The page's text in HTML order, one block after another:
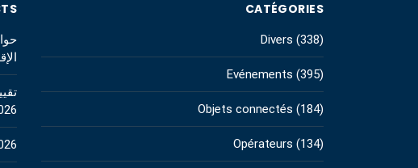
CATÉGORIES
Divers (338)
Evénements (395)
Objets connectés (184)
Opérateurs (134)